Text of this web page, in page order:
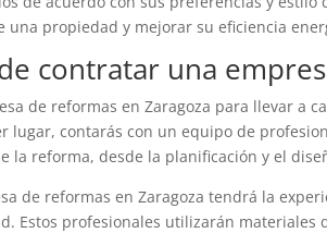
una propiedad y mejorar su eficiencia
contratar una
de reformas en Zaragoza para llevar a
lugar, contarás con un equipo de
la reforma, desde la planificación y el
de reformas en Zaragoza tendrá la
Estos profesionales utilizarán materiales